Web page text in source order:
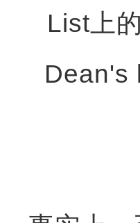
List上
Dean's